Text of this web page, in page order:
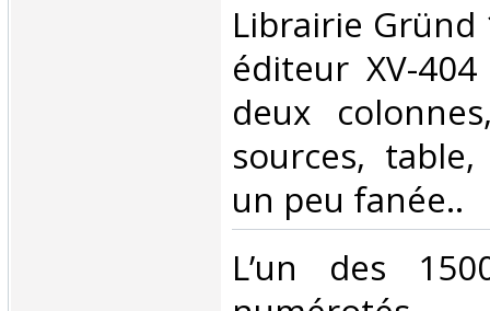
‎Librairie Gründ
éditeur XV-
deux
sources,
un peu fanée..‎
‎L’un des